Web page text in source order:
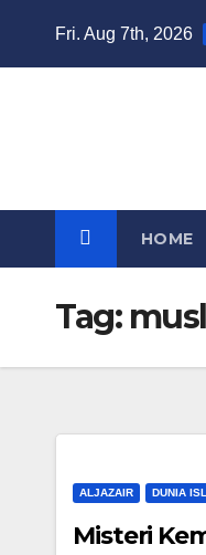
Fri. Aug 7th, 2026
HOME
Tag:
ALJAZAIR DUNIA
Misteri